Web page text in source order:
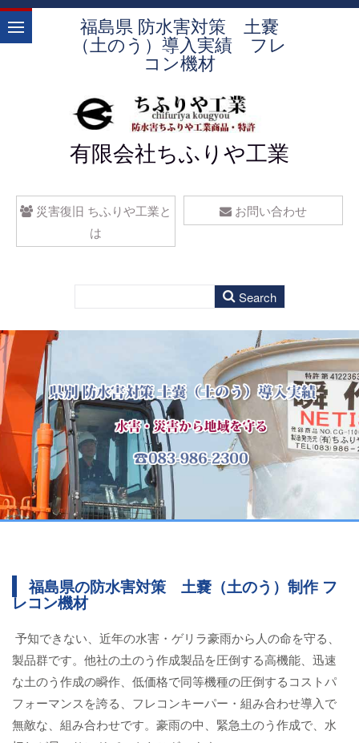
福島県 防水害対策 土嚢
（土のう）導入実績 フレ
コン機材
有限会社ちふりや工業
災害復旧 ちふりや工業と
は
お問い合わせ
福島県の防水害対策 土嚢（土のう）制作 フ
レコン機材
予知できない、近年の水害・ゲリラ豪雨から人の命を守る、
製品群です。他社の土のう作成製品を圧倒する高機能、迅速
な土のう作成の瞬作、低価格で同等機種の圧倒するコストパ
フォーマンスを誇る、フレコンキーパー・組み合わせ導入で
無敵な、組み合わせです。豪雨の中、緊急土のう作成で、水